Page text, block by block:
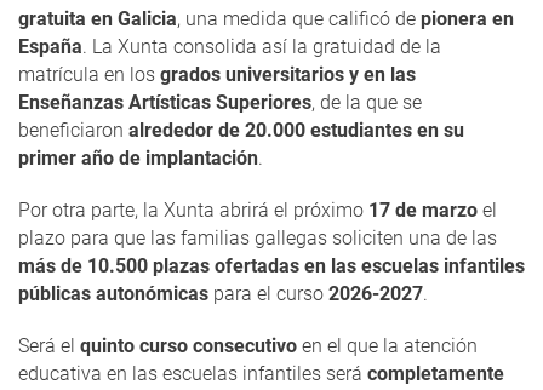
gratuita en Galicia, una medida que calificó de pionera en
España. La Xunta consolida así la gratuidad de la
matrícula en los grados universitarios y en las
Enseñanzas Artísticas Superiores, de la que se
beneficiaron alrededor de 20.000 estudiantes en su
primer año de implantación.
Por otra parte, la Xunta abrirá el próximo 17 de marzo el
plazo para que las familias gallegas soliciten una de las
más de 10.500 plazas ofertadas en las escuelas infantiles
públicas autonómicas para el curso 2026-2027.
Será el quinto curso consecutivo en el que la atención
educativa en las escuelas infantiles será completamente